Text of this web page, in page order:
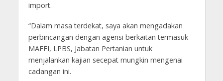
import.
“Dalam masa terdekat, saya akan mengadakan
perbincangan dengan agensi berkaitan termasuk
MAFFI, LPBS, Jabatan Pertanian untuk
menjalankan kajian secepat mungkin mengenai
cadangan ini.